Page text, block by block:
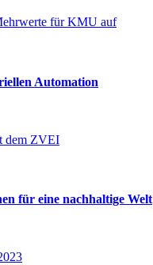
für KMU auf
Automation
dem ZVEI
für eine nachhaltige Welt